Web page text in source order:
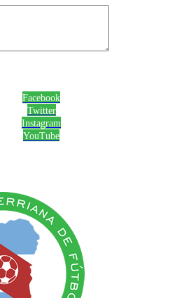
Facebook
Twitter
Instagram
YouTube